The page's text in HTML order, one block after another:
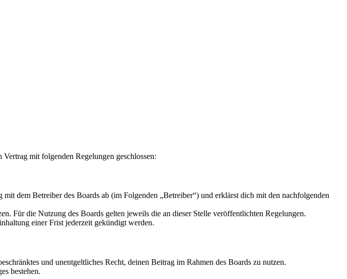
mit folgenden Regelungen geschlossen:
dem Betreiber des Boards ab (im Folgenden „Betreiber“) und erklärst dich mit den nachfolgenden
Für die Nutzung des Boards gelten jeweils die an dieser Stelle veröffentlichten Regelungen.
einer Frist jederzeit gekündigt werden.
und unentgeltliches Recht, deinen Beitrag im Rahmen des Boards zu nutzen.
bestehen.